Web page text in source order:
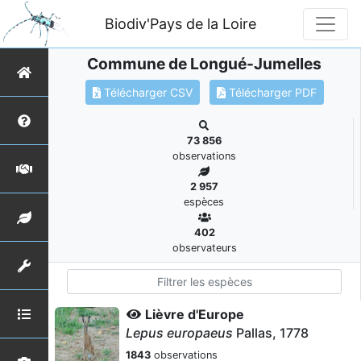
Biodiv'Pays de la Loire
Commune de Longué-Jumelles
Télécharger CSV Télécharger PDF
73 856
observations
2 957
espèces
402
observateurs
Lièvre d'Europe
Lepus europaeus Pallas, 1778
1843 observations